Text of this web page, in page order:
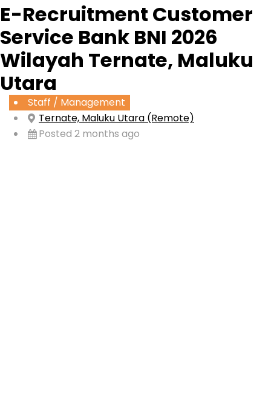
E-Recruitment Customer
Service Bank BNI 2026
Wilayah Ternate, Maluku
Utara
Staff / Management
Ternate, Maluku Utara (Remote)
Posted 2 months ago